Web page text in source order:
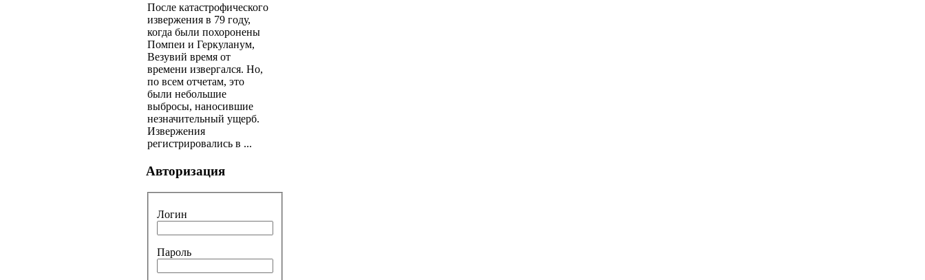
После катастрофического
извержения в 79 году,
когда были похоронены
Помпеи и Геркуланум,
Везувий время от
времени извергался. Но,
по всем отчетам, это
были небольшие
выбросы, наносившие
незначительный ущерб.
Извержения
регистрировались в ...
Авторизация
Логин
Пароль